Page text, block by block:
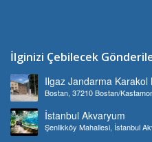
İlginizi Çebilecek
Ilgaz Jandarma Karakol
Bostan, 37210 Bostan/
İstanbul Akvaryum
Şenlikköy Mahallesi, İstanbul